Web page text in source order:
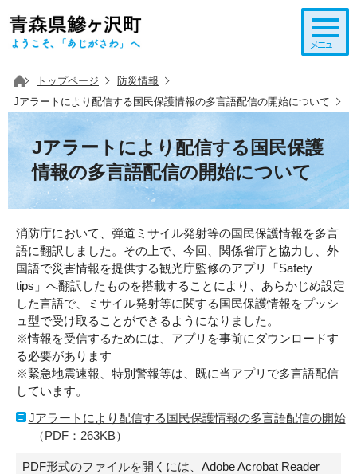
トップページ
防災情報
Jアラートにより配信する国民保護情報の多言語配信の開始について
Jアラートにより配信する国民保護
情報の多言語配信の開始について
消防庁において、弾道ミサイル発射等の国民保護情報を多言
語に翻訳しました。その上で、今回、関係省庁と協力し、外
国語で災害情報を提供する観光庁監修のアプリ「Safety
tips」へ翻訳したものを搭載することにより、あらかじめ設定
した言語で、ミサイル発射等に関する国民保護情報をプッシ
ュ型で受け取ることができるようになりました。
※情報を受信するためには、アプリを事前にダウンロードす
る必要があります
※緊急地震速報、特別警報等は、既に当アプリで多言語配信
しています。
Jアラートにより配信する国民保護情報の多言語配信の開始
（PDF：263KB）
PDF形式のファイルを開くには、Adobe Acrobat Reader